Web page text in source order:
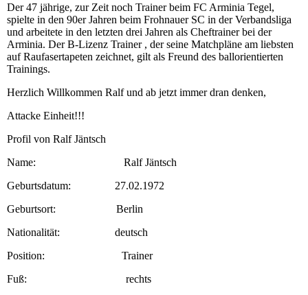
Der 47 jährige, zur Zeit noch Trainer beim FC Arminia Tegel,
spielte in den 90er Jahren beim Frohnauer SC in der Verbandsliga
und arbeitete in den letzten drei Jahren als Cheftrainer bei der
Arminia. Der B-Lizenz Trainer , der seine Matchpläne am liebsten
auf Raufasertapeten zeichnet, gilt als Freund des ballorientierten
Trainings.
Herzlich Willkommen Ralf und ab jetzt immer dran denken,
Attacke Einheit!!!
Profil von Ralf Jäntsch
Name: Ralf Jäntsch
Geburtsdatum: 27.02.1972
Geburtsort: Berlin
Nationalität: deutsch
Position: Trainer
Fuß: rechts